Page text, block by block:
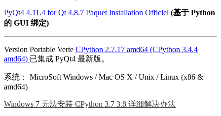
PyQt4 4.11.4 for Qt 4.8.7 Paquet Installation Officiel (基于 Python
的 GUI 绑定)
Version Portable Verte CPython 2.7.17 amd64 (CPython 3.4.4
amd64) 已集成 PyQt4 最新版。
系统： MicroSoft Windows / Mac OS X / Unix / Linux (x86 &
amd64)
Windows 7 无法安装 CPython 3.7 3.8 详细解决办法